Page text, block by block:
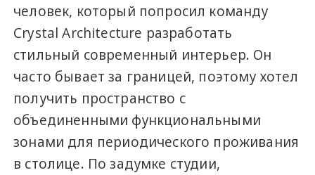
человек, который попросил команду
Crystal Architecture разработать
стильный современный интерьер. Он
часто бывает за границей, поэтому хотел
получить пространство с
объединенными функциональными
зонами для периодического проживания
в столице. По задумке студии,